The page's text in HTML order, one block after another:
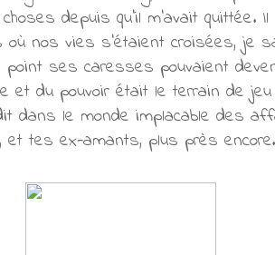
depuis qu’il m’avait quittée.
nos vies s’étaient croisées, je
ses caresses pouvaient
et du pouvoir était le terrain de
dans le monde implacable des
et tes ex-amants, plus près